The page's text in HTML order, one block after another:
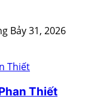
Bảy 31, 2026
Thiết